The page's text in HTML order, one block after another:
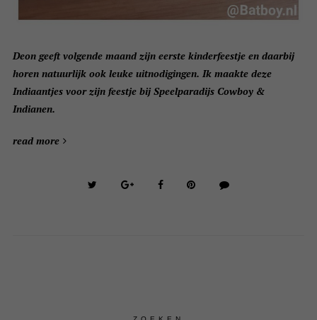
Deon geeft volgende maand zijn eerste kinderfeestje en daarbij
horen natuurlijk ook leuke uitnodigingen. Ik maakte deze
Indiaantjes voor zijn feestje bij Speelparadijs Cowboy &
Indianen.
read more